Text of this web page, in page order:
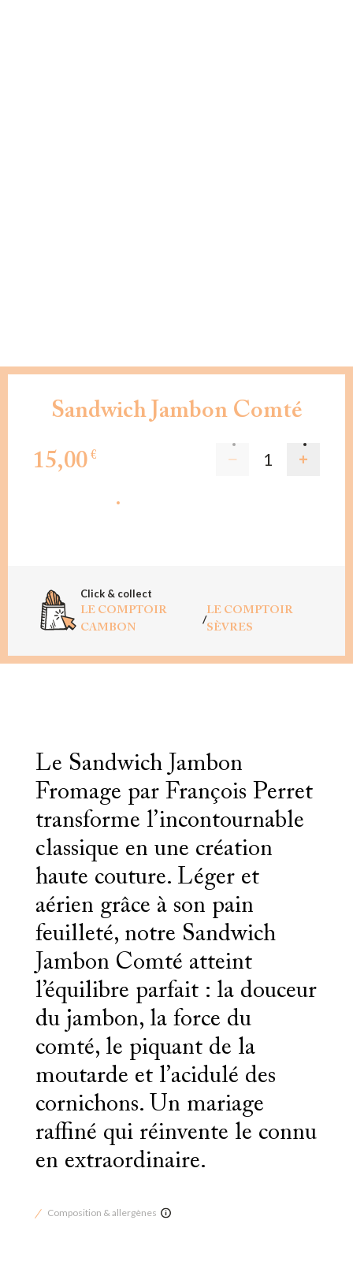
Sandwich Jambon Comté
15,00 €
Click & collect
LE COMPTOIR
CAMBON
/
LE COMPTOIR
SÈVRES
Le Sandwich Jambon
Fromage par François Perret
transforme l’incontournable
classique en une création
haute couture. Léger et
aérien grâce à son pain
feuilleté, notre Sandwich
Jambon Comté atteint
l’équilibre parfait : la douceur
du jambon, la force du
comté, le piquant de la
moutarde et l’acidulé des
cornichons. Un mariage
raffiné qui réinvente le connu
en extraordinaire.
Composition & allergènes